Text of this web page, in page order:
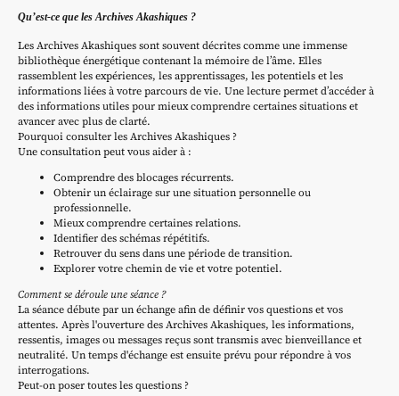
Qu’est-ce que les Archives Akashiques ?
Les Archives Akashiques sont souvent décrites comme une immense
bibliothèque énergétique contenant la mémoire de l’âme. Elles
rassemblent les expériences, les apprentissages, les potentiels et les
informations liées à votre parcours de vie. Une lecture permet d’accéder à
des informations utiles pour mieux comprendre certaines situations et
avancer avec plus de clarté.
Pourquoi consulter les Archives Akashiques ?
Une consultation peut vous aider à :
Comprendre des blocages récurrents.
Obtenir un éclairage sur une situation personnelle ou
professionnelle.
Mieux comprendre certaines relations.
Identifier des schémas répétitifs.
Retrouver du sens dans une période de transition.
Explorer votre chemin de vie et votre potentiel.
Comment se déroule une séance ?
La séance débute par un échange afin de définir vos questions et vos
attentes. Après l'ouverture des Archives Akashiques, les informations,
ressentis, images ou messages reçus sont transmis avec bienveillance et
neutralité. Un temps d'échange est ensuite prévu pour répondre à vos
interrogations.
Peut-on poser toutes les questions ?